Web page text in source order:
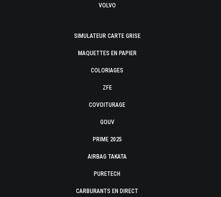
VOLVO
SIMULATEUR CARTE GRISE
MAQUETTES EN PAPIER
COLORIAGES
ZFE
COVOITURAGE
GOUV
PRIME 2025
AIRBAG TAKATA
PURETECH
CARBURANTS EN DIRECT